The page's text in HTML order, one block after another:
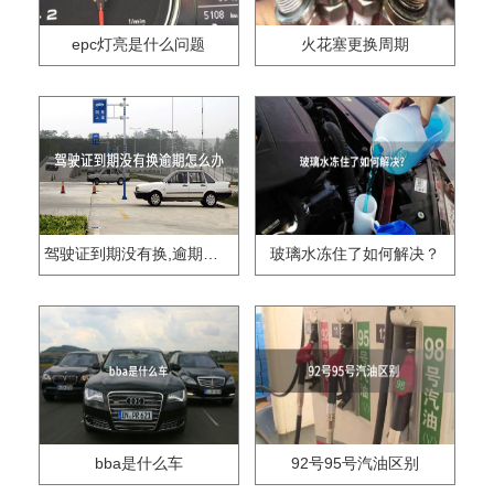
epc灯亮是什么问题 火花塞更换周期
驾驶证到期没有换,逾期怎么办?? 玻璃水冻住了如何解决？
bba是什么车 92号95号汽油区别